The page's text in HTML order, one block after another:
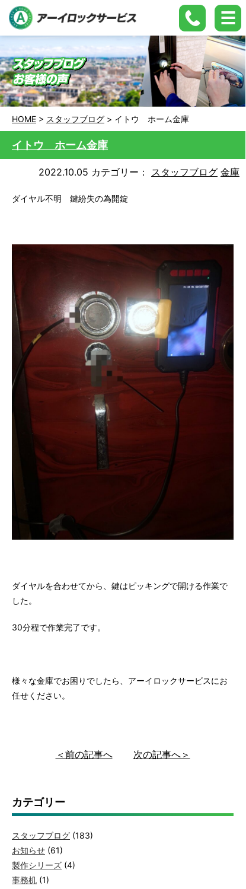
HOME > スタッフブログ > イトウ ホーム金庫
イトウ ホーム金庫
2022.10.05 カテゴリー： スタッフブログ 金庫
ダイヤル不明 鍵紛失の為開錠
ダイヤルを合わせてから、鍵はピッキングで開ける作業で
した。
30分程で作業完了です。
様々な金庫でお困りでしたら、アーイロックサービスにお
任せください。
＜前の記事へ 次の記事へ＞
カテゴリー
スタッフブログ (183)
お知らせ (61)
製作シリーズ (4)
事務机 (1)